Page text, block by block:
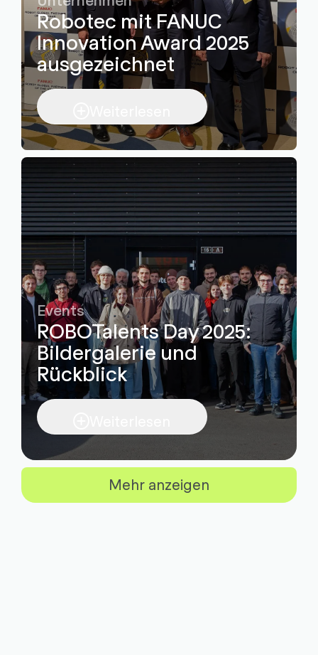
Robotec mit FANUC
Innovation Award 2025
ausgezeichnet
Events
ROBOTalents Day 2025:
Bildergalerie und
Rückblick
Mehr anzeigen